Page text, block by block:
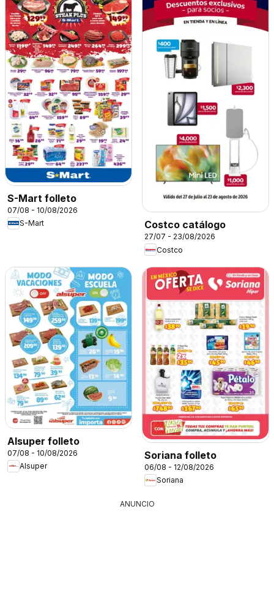
S-Mart folleto
07/08 - 10/08/2026
S-Mart
Costco catálogo
27/07 - 23/08/2026
Costco
Alsuper folleto
07/08 - 10/08/2026
Alsuper
Soriana folleto
06/08 - 12/08/2026
Soriana
ANUNCIO